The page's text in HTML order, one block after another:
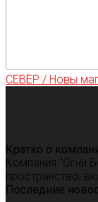
СЕВЕР / Новы
Кратко о
Компания "Огни
пространство,
Последние